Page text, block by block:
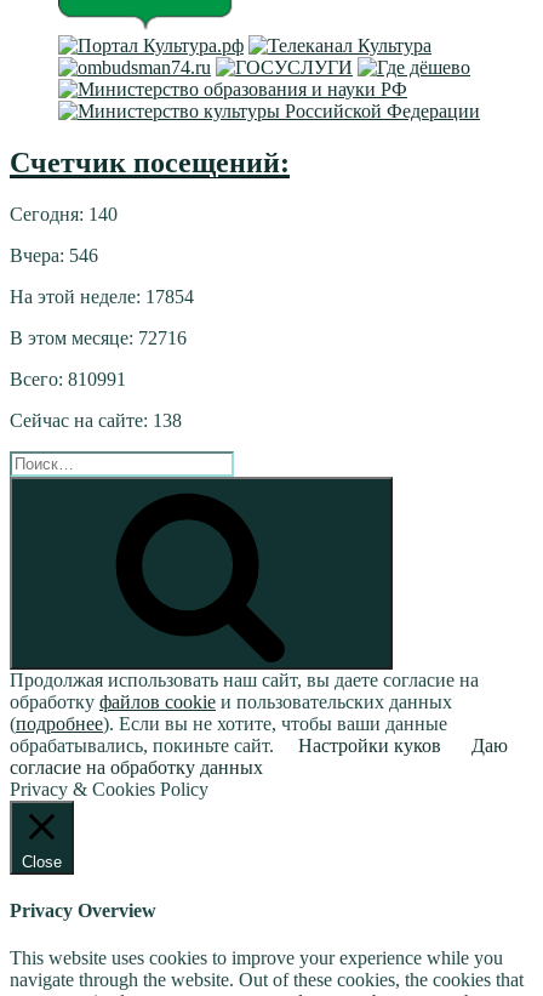
Счетчик посещений:
Сегодня: 140
Вчера: 546
На этой неделе: 17854
В этом месяце: 72716
Всего: 810991
Сейчас на сайте: 138
Искать:
Продолжая использовать наш сайт, вы даете согласие на
обработку файлов cookie и пользовательских данных
(подробнее). Если вы не хотите, чтобы ваши данные
обрабатывались, покиньте сайт.
Настройки куков
Даю
согласие на обработку данных
Privacy & Cookies Policy
Close
Privacy Overview
This website uses cookies to improve your experience while you
navigate through the website. Out of these cookies, the cookies that